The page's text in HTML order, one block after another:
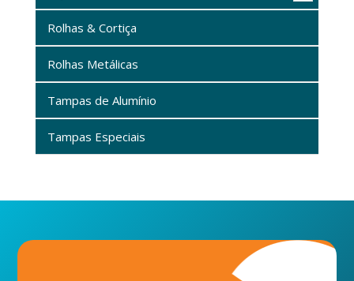
Rolhas & Cortiça
Rolhas Metálicas
Tampas de Alumínio
Tampas Especiais